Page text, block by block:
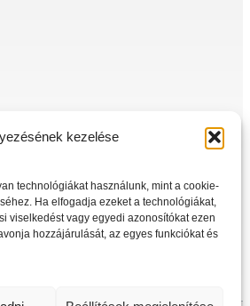
kezelése
technológiákat használunk, mint a cookie-
Ha elfogadja ezeket a technológiákat,
viselkedést vagy egyedi azonosítókat ezen
hozzájárulását, az egyes funkciókat és